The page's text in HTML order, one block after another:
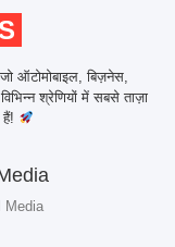
ऑटोमोबाइल, बिज़नेस,
श्रेणियों में सबसे ताज़ा
Media